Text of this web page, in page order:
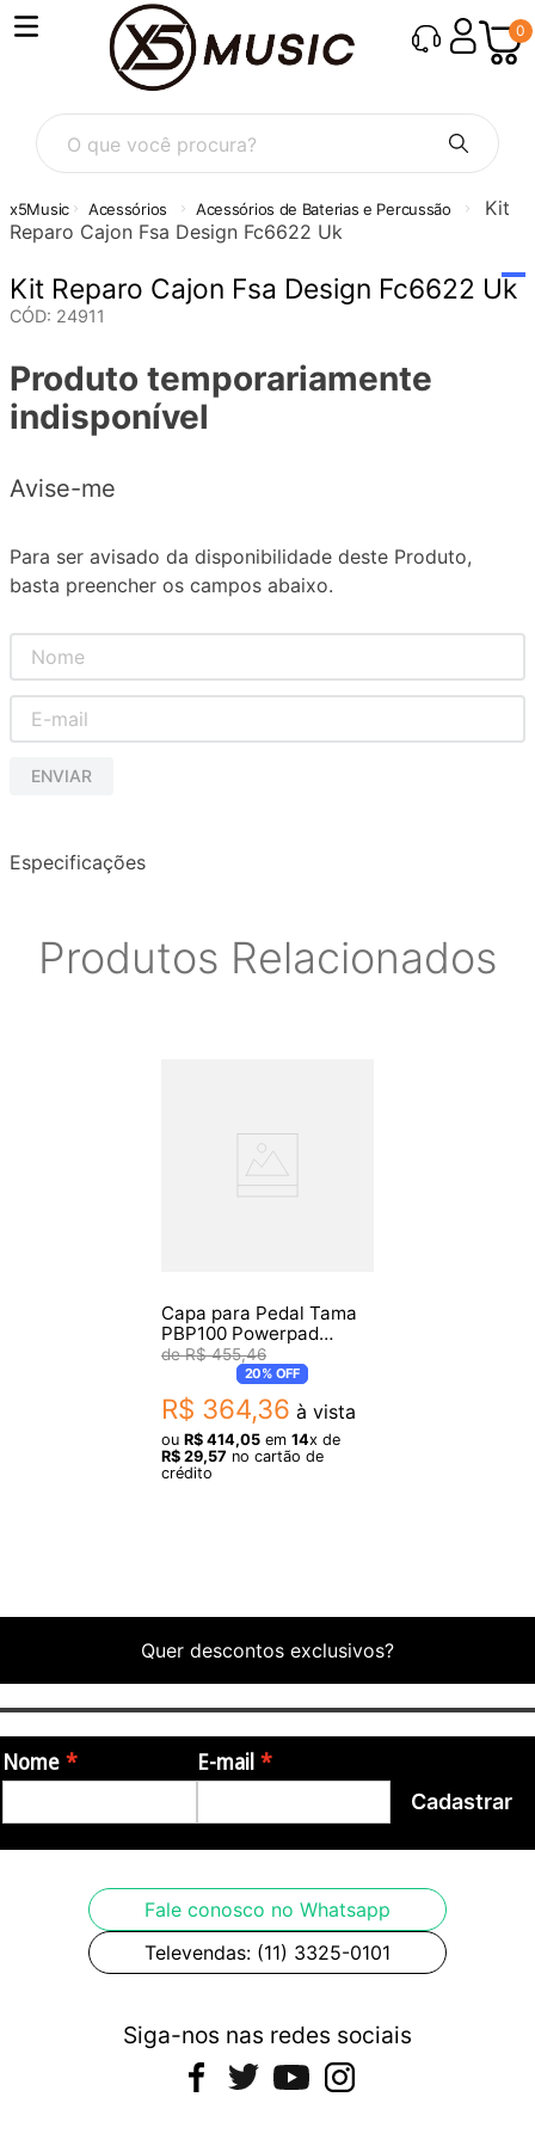
0
O que você procura?
Acessórios Acessórios de Baterias e Percussão
Kit
Reparo Cajon Fsa Design Fc6622 Uk
Kit Reparo Cajon Fsa Design Fc6622 Uk
CÓD: 24911
Produto temporariamente
indisponível
Avise-me
Para ser avisado da disponibilidade deste Produto,
basta preencher os campos abaixo.
ENVIAR
Especificações
Produtos Relacionados
Capa para Pedal Tama
PBP100 Powerpad
Bumbo Simples
R$ 455,46
20%OFF
R$ 364,36 à vista
ou R$ 414,05 em 14x de
R$ 29,57 no cartão de
crédito
Quer descontos exclusivos?
Nome E-mail
Cadastrar
Fale conosco no Whatsapp
Televendas: (11) 3325-0101
Siga-nos nas redes sociais